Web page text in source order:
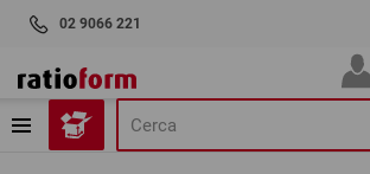
02 9066 221